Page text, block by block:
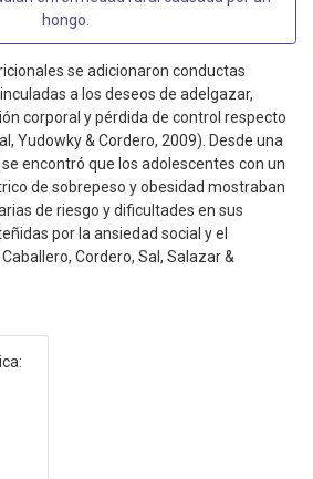
hongo
se adicionaron conductas
a los deseos de adelgazar,
corporal y pérdida de control respecto
Yudowky & Cordero, 2009). Desde una
encontró que los adolescentes con un
de sobrepeso y obesidad mostraban
de riesgo y dificultades en sus
por la ansiedad social y el
Cordero, Sal, Salazar &